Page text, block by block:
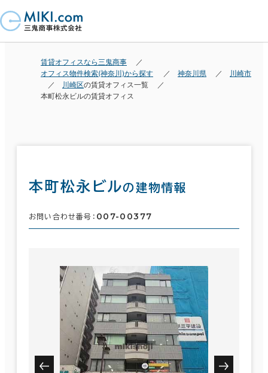
賃貸オフィスなら三鬼商事
オフィス物件検索(神奈川)から探す
神奈川県
川崎市
川崎区の賃貸オフィス一覧
本町松永ビルの賃貸オフィス
本町松永ビルの建物情報
お問い合わせ番号： 007-00377